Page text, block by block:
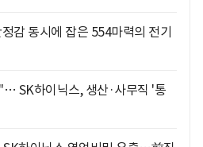
감 동시에 잡은 554마력의 전기
SK하이닉스, 생산·사무직 '통